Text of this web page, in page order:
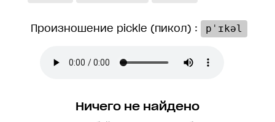
Произношение pickle (пикол) : pˈɪkəl
Ничего не найдено